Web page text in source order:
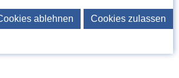
ablehnen Cookies zulassen